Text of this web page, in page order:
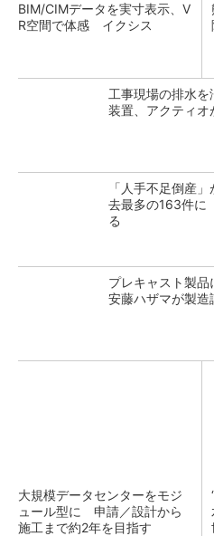
BIM/CIMデータを実寸表示、V
R空間で体感 イクシス
工事現場の排水
装置、アクティオ
「人手不足倒産
去最多の163件に
る
プレキャスト製品
安藤ハザマが製造
大規模データセンターをモジ
ュール型に 申請／設計から
施工まで約2年を目指す